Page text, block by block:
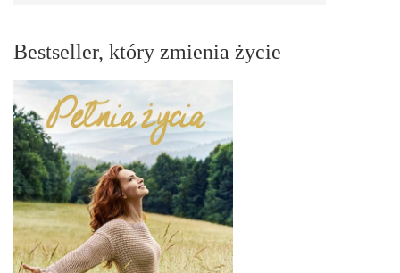
Bestseller, który zmienia życie